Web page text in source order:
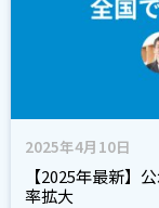
2025年4月10日
【2025年最新】
率拡大